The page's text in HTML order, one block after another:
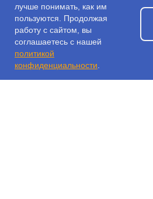
лучше понимать, как им
пользуются. Продолжая
работу с сайтом, вы
соглашаетесь с нашей
политикой
конфиденциальности